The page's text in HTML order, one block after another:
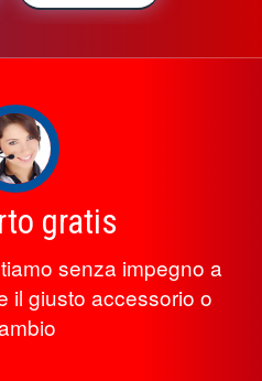
gratis
senza impegno a
il giusto accessorio o